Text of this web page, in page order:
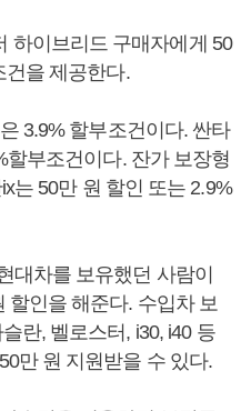
하이브리드 구매자에게 50
건을 제공한다.
3.9% 할부조건이다. 싼타
부조건이다. 잔가 보장형
는 50만 원 할인 또는 2.9%
대차를 보유했던 사람이
할인을 해준다. 수입차 보
란, 벨로스터, i30, i40 등
만 원 지원받을 수 있다.